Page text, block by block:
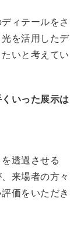
ィテールをさ
を活用したデ
いと考えてい
いった展示は
透過させる
来場者の方々
価をいただき